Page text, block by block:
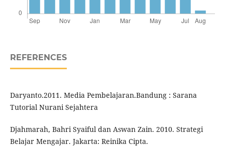
REFERENCES
Daryanto.2011. Media Pembelajaran.Bandung : Sarana
Tutorial Nurani Sejahtera
Djahmarah, Bahri Syaiful dan Aswan Zain. 2010. Strategi
Belajar Mengajar. Jakarta: Reinika Cipta.